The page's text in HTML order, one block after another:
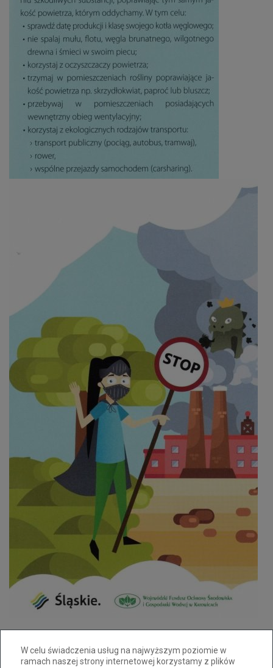
W celu świadczenia usług na najwyższym poziomie w
ramach naszej strony internetowej korzystamy z plików